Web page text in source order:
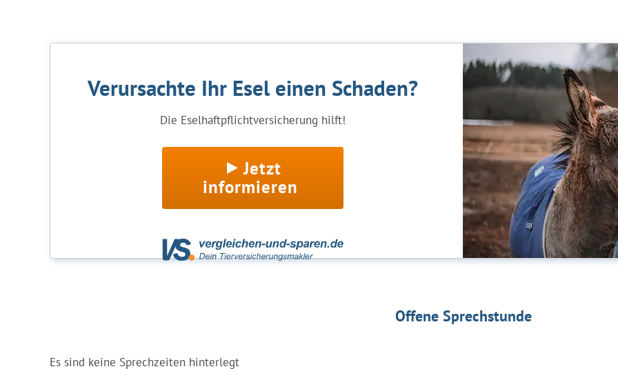
Verursachte Ihr Esel einen Schaden?
Die Eselhaftpflichtversicherung hilft!
Jetzt
informieren
Offene Sprechstunde
Es sind keine Sprechzeiten hinterlegt